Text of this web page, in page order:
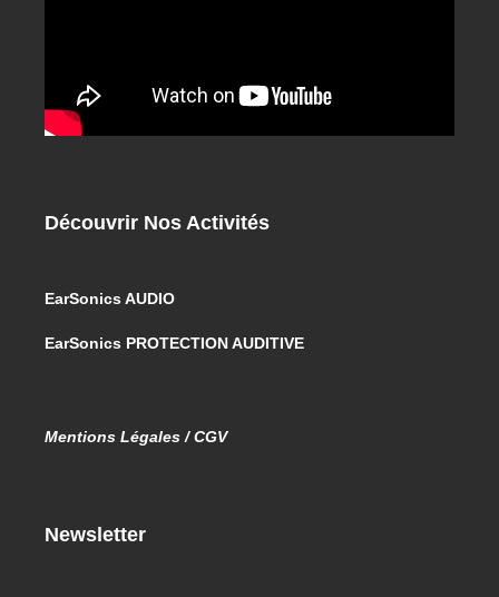
Découvrir Nos Activités
EarSonics AUDIO
EarSonics PROTECTION AUDITIVE
Mentions Légales / CGV
Newsletter